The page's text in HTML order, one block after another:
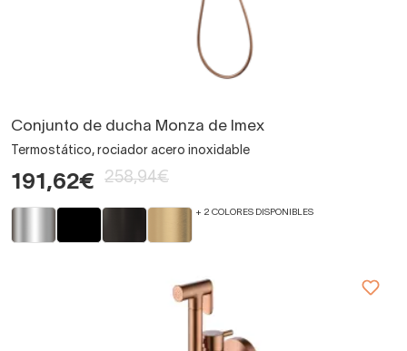
Conjunto de ducha Monza de Imex
Termostático, rociador acero inoxidable
191,62€ 258,94€
+ 2 COLORES DISPONIBLES